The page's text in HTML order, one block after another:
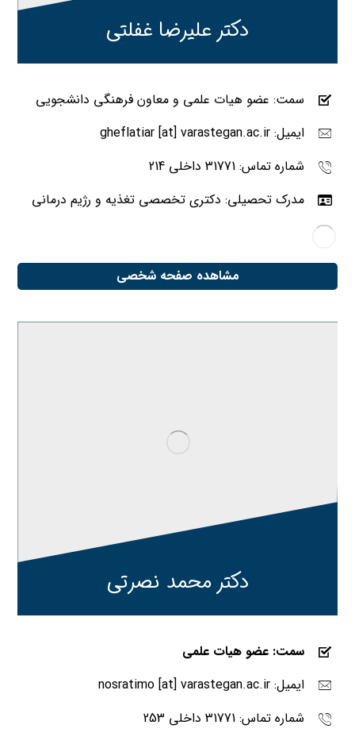
دکتر علیرضا غفلتی
سمت: عضو هیات علمی و معاون فرهنگی دانشجویی
ایمیل: gheflatiar [at] varastegan.ac.ir
شماره تماس: 31771 داخلی 214
مدرک تحصیلی: دکتری تخصصی تغذیه و رژیم درمانی
مشاهده صفحه شخصی
دکتر محمد نصرتی
سمت: عضو هیات علمی
ایمیل: nosratimo [at] varastegan.ac.ir
شماره تماس: 31771 داخلی 253